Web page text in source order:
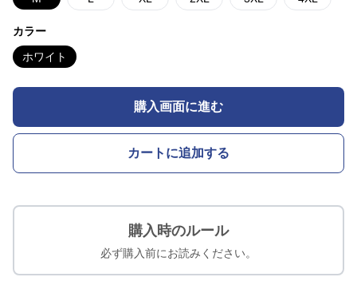
カラー
ホワイト
購入画面に進む
カートに追加する
購入時のルール
必ず購入前にお読みください。